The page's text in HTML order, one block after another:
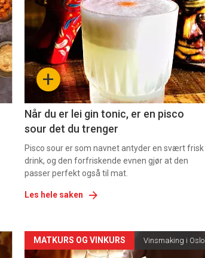
akkurat
nå
-
+
Når du er lei gin tonic, er en pisco
sour det du trenger
Pisco sour er som navnet antyder en svært frisk
drink, og den forfriskende evnen gjør at den
passer perfekt også til mat.
Les hele saken
Forsiden
MATKURS OG VINKURS Vinsmaking i Oslo